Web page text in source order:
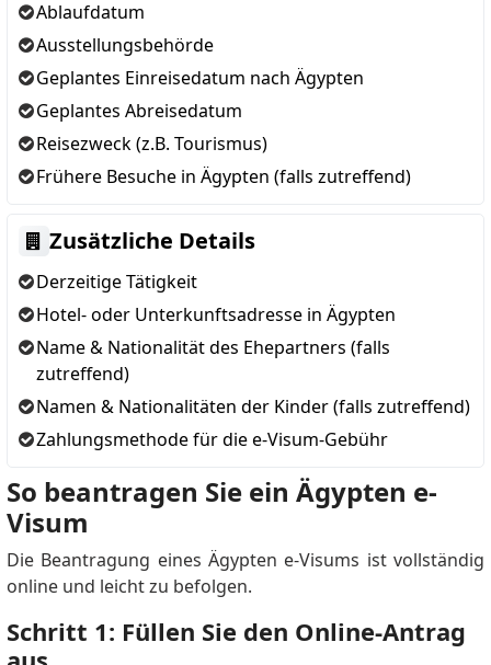
Ablaufdatum
Ausstellungsbehörde
Geplantes Einreisedatum nach Ägypten
Geplantes Abreisedatum
Reisezweck (z.B. Tourismus)
Frühere Besuche in Ägypten (falls zutreffend)
Zusätzliche Details
Derzeitige Tätigkeit
Hotel- oder Unterkunftsadresse in Ägypten
Name & Nationalität des Ehepartners (falls
zutreffend)
Namen & Nationalitäten der Kinder (falls zutreffend)
Zahlungsmethode für die e-Visum-Gebühr
So beantragen Sie ein Ägypten e-
Visum
Die Beantragung eines Ägypten e-Visums ist vollständig
online und leicht zu befolgen.
Schritt 1: Füllen Sie den Online-Antrag